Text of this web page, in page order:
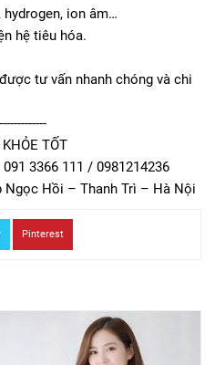
ion âm…
hệ tiêu hóa.
tư vấn nhanh chóng và chi
TỐT
3366 111 / 0981214236
Ngọc Hồi – Thanh Trì – Hà Nội
Pinterest